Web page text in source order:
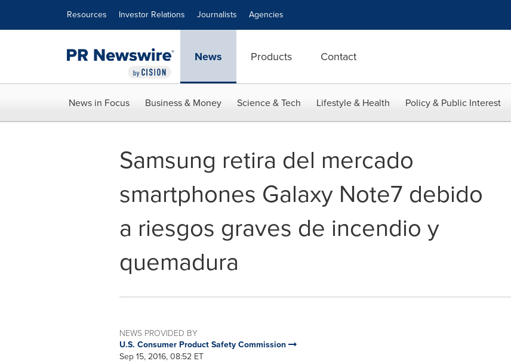
Resources Investor Relations Journalists Agencies
News Products Contact
News in Focus Business & Money Science & Tech Lifestyle & Health Policy & Public Interest
Samsung retira del mercado
smartphones Galaxy Note7 debido
a riesgos graves de incendio y
quemadura
NEWS PROVIDED BY
U.S. Consumer Product Safety Commission
Sep 15, 2016, 08:52 ET